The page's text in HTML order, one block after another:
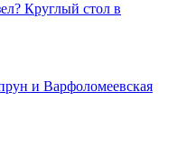
Круглый стол в
и Варфоломеевская